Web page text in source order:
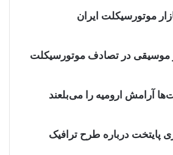
موتورسیکلت ایران
موسیقی در تصادف موتورسیکلت
آرامش ارومیه را می‌بلعند
پایتخت درباره طرح ترافیک